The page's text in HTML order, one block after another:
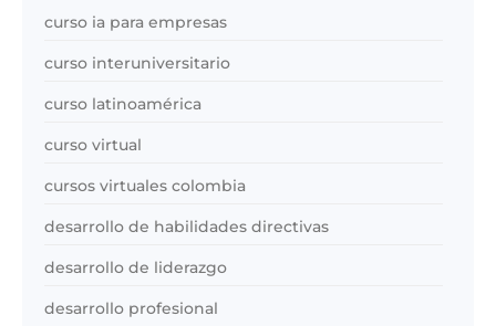
curso ia para empresas
curso interuniversitario
curso latinoamérica
curso virtual
cursos virtuales colombia
desarrollo de habilidades directivas
desarrollo de liderazgo
desarrollo profesional